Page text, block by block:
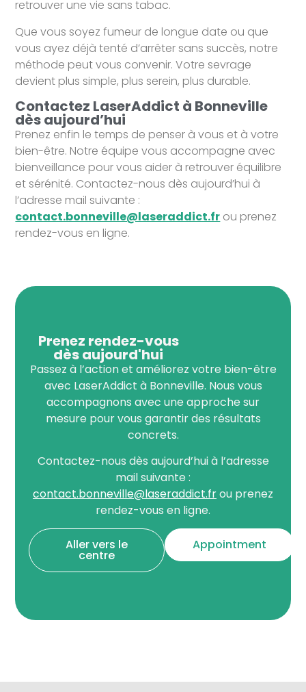
retrouver une vie sans tabac.
Que vous soyez fumeur de longue date ou que
vous ayez déjà tenté d’arrêter sans succès, notre
méthode peut vous convenir. Votre sevrage
devient plus simple, plus serein, plus durable.
Contactez LaserAddict à Bonneville
dès aujourd’hui
Prenez enfin le temps de penser à vous et à votre
bien-être. Notre équipe vous accompagne avec
bienveillance pour vous aider à retrouver équilibre
et sérénité. Contactez-nous dès aujourd’hui à
l’adresse mail suivante :
contact.bonneville@laseraddict.fr ou prenez
rendez-vous en ligne.
Prenez rendez-vous
dès aujourd'hui
Passez à l’action et améliorez votre bien-être
avec LaserAddict à Bonneville. Nous vous
accompagnons avec une approche sur
mesure pour vous garantir des résultats
concrets.
Contactez-nous dès aujourd’hui à l’adresse
mail suivante :
contact.bonneville@laseraddict.frou prenez
rendez-vous en ligne.
Aller vers le
centre
Appointment